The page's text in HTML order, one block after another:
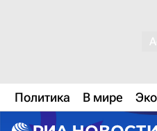
Политика В мире